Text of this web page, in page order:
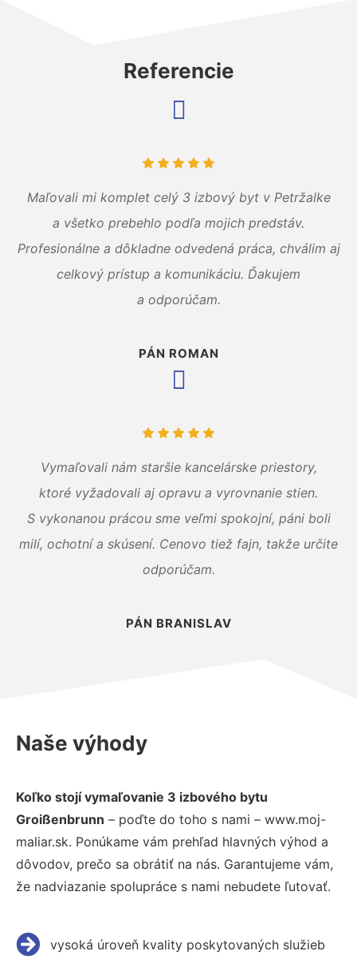
Referencie
Maľovali mi komplet celý 3 izbový byt v Petržalke
a všetko prebehlo podľa mojich predstáv.
Profesionálne a dôkladne odvedená práca, chválim aj
celkový prístup a komunikáciu. Ďakujem
a odporúčam.
PÁN ROMAN
Vymaľovali nám staršie kancelárske priestory,
ktoré vyžadovali aj opravu a vyrovnanie stien.
S vykonanou prácou sme veľmi spokojní, páni boli
milí, ochotní a skúsení. Cenovo tiež fajn, takže určite
odporúčam.
PÁN BRANISLAV
Naše výhody
Koľko stojí vymaľovanie 3 izbového bytu
Groißenbrunn – poďte do toho s nami – www.moj-
maliar.sk. Ponúkame vám prehľad hlavných výhod a
dôvodov, prečo sa obrátiť na nás. Garantujeme vám,
že nadviazanie spolupráce s nami nebudete ľutovať.
vysoká úroveň kvality poskytovaných služieb